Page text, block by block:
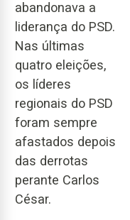
abandonava a
liderança do PSD.
Nas últimas
quatro eleições,
os líderes
regionais do PSD
foram sempre
afastados depois
das derrotas
perante Carlos
César.